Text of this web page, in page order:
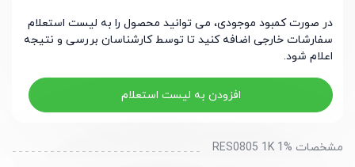
در صورت کمبود موجودی، می توانید محصول را به لیست استعلام
سفارشات خارجی اضافه کنید تا توسط کارشناسان بررسی و نتیجه
اعلام شود.
افزودن به لیست استعلام
مشخصات RES0805 1K 1%